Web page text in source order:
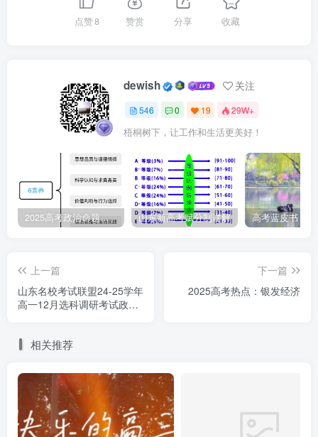
点赞8 赞赏 分享 收藏
dewish 关注
546 0 19 29W+
梧桐树下，让工作和生活更美好！
2025高考政治命题纲要解读 山东新高考赋分制详解
上一篇
山东名校考试联盟24-25学年
高一12月选科调研考试政治
下一篇
2025高考热点：银发经济
相关推荐